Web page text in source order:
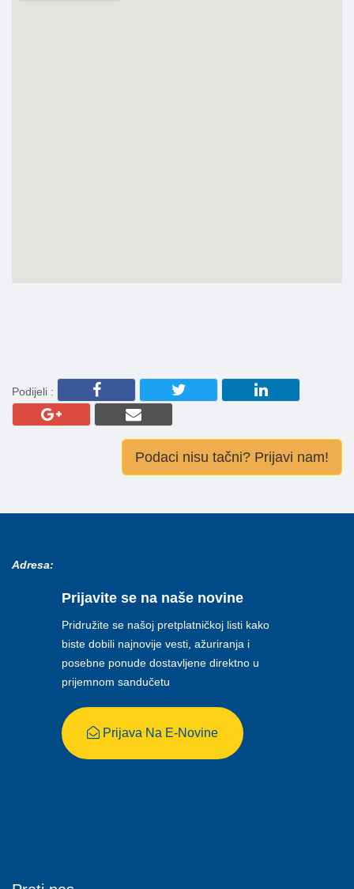
Podijeli :
Podaci nisu tačni? Prijavi nam!
Adresa:
Prijavite se na naše novine
Pridružite se našoj pretplatničkoj listi kako
biste dobili najnovije vesti, ažuriranja i
posebne ponude dostavljene direktno u
prijemnom sandučetu
Prijava Na E-Novine